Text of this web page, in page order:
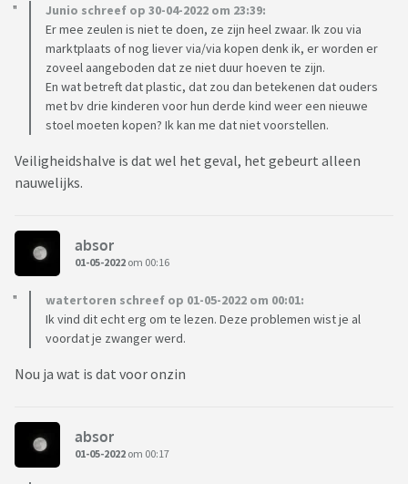
Junio schreef op 30-04-2022 om 23:39:
Er mee zeulen is niet te doen, ze zijn heel zwaar. Ik zou via
marktplaats of nog liever via/via kopen denk ik, er worden er
zoveel aangeboden dat ze niet duur hoeven te zijn.
En wat betreft dat plastic, dat zou dan betekenen dat ouders
met bv drie kinderen voor hun derde kind weer een nieuwe
stoel moeten kopen? Ik kan me dat niet voorstellen.
Veiligheidshalve is dat wel het geval, het gebeurt alleen
nauwelijks.
absor
01-05-2022 om 00:16
watertoren schreef op 01-05-2022 om 00:01:
Ik vind dit echt erg om te lezen. Deze problemen wist je al
voordat je zwanger werd.
Nou ja wat is dat voor onzin
absor
01-05-2022 om 00:17